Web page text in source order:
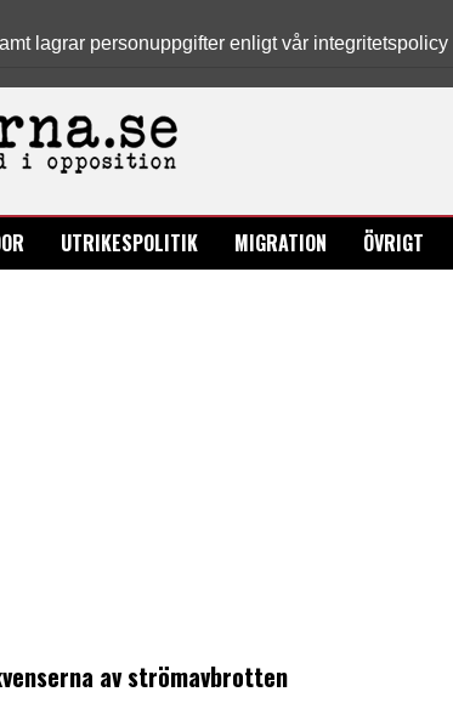
lagrar personuppgifter enligt vår integritetspolicy
UTRIKESPOLITIK MIGRATION ÖVRIGT
av strömavbrotten